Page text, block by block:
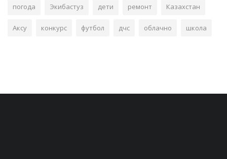
погода Экибастуз дети ремонт Казахстан
Аксу конкурс футбол дчс облачно школа